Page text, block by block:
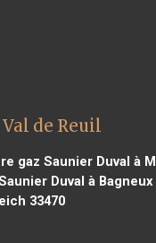
de Reuil
gaz Saunier Duval à
Duval à Bagneux
33470